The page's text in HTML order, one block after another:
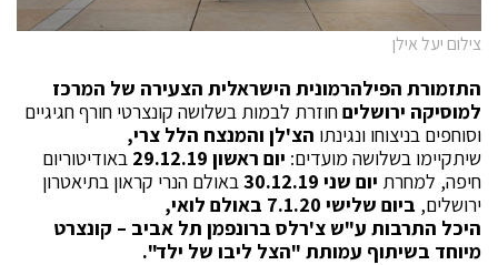
צילום יעל אילן
התזמורת הפילהרמונית הישראלית הצעירה של המרכז
למוסיקה ירושליםחוזרת לבמות בשלושה קונצרטי חורף חגיגיים
וסוחפים בניצוחו ונגינתו הצ'לן והמנצח הלל צרי,
שיתקיימו בשלושה מועדים: יום ראשון 29.12.19
באודיטוריום
חיפה, למחרת יום שני 30.12.19
באולם הנרי קראון בתיאטרון
ירושלים, ביום שלישי 7.1.20 באולם לואי,
היכל התרבות ע"ש צ'רלס ברונפמן תל אביב – קונצרט
מיוחד בשיתוף עמותת "הצל ליבו של ילד".